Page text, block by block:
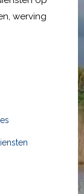
werving